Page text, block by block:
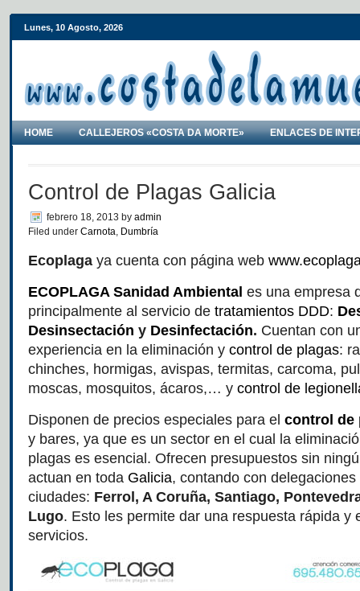
Lunes, 10 Agosto, 2026
HOME CALLEJEROS «COSTA DA MORTE» ENLACES DE
Control de Plagas Galicia
febrero 18, 2013 by admin
Filed under Carnota, Dumbría
Ecoplaga ya cuenta con página web
ECOPLAGA Sanidad Ambiental es una empresa
principalmente al servicio de tratamientos DDD:
Desinsectación y Desinfectación. Cuentan con
experiencia en la eliminación y control de plagas:
chinches, hormigas, avispas, termitas, carcoma,
moscas, mosquitos, ácaros,… y control de
Disponen de precios especiales para el control de
y bares, ya que es un sector en el cual la
plagas es esencial. Ofrecen presupuestos sin
actuan en toda Galicia, contando con
ciudades: Ferrol, A Coruña, Santiago,
Lugo. Esto les permite dar una respuesta rápida y
servicios.